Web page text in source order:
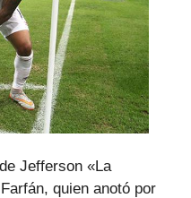
Jefferson «La
quien anotó por